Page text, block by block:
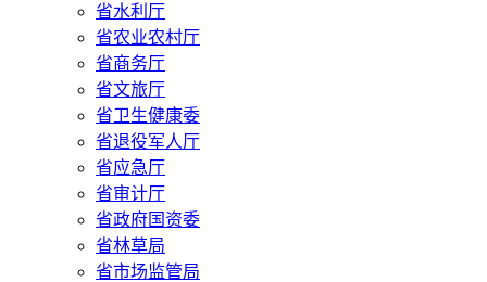
省水利厅
省农业农村厅
省商务厅
省文旅厅
省卫生健康委
省退役军人厅
省应急厅
省审计厅
省政府国资委
省林草局
省市场监管局